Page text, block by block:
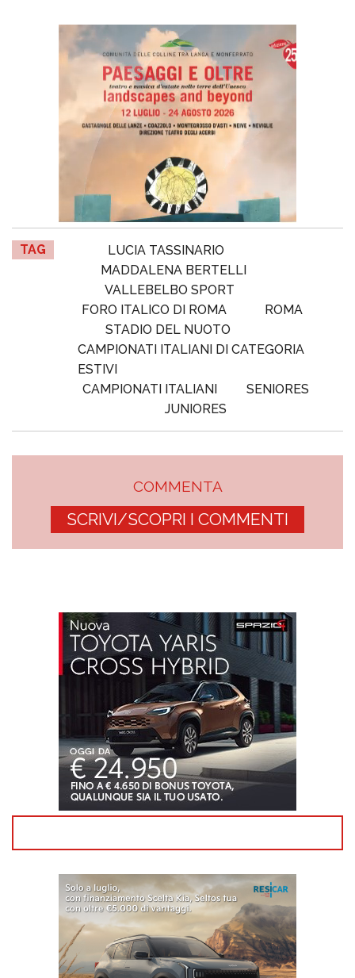
TAG
LUCIA TASSINARIO
MADDALENA BERTELLI
VALLEBELBO SPORT
FORO ITALICO DI ROMA
ROMA
STADIO DEL NUOTO
CAMPIONATI ITALIANI DI CATEGORIA
ESTIVI
CAMPIONATI ITALIANI
SENIORES
JUNIORES
COMMENTA
SCRIVI/SCOPRI I COMMENTI